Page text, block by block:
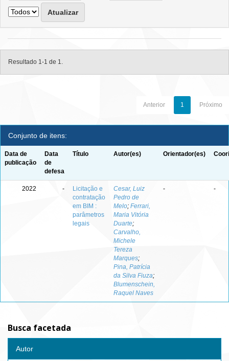
Resultado 1-1 de 1.
Anterior 1 Próximo
Conjunto de itens:
Data de
publicação
Data
de
defesa
Título Autor(es) Orientador(es)
2022 -
Licitação e
contratação
em BIM :
parâmetros
legais
Cesar, Luiz
Pedro de
Melo; Ferrari,
Maria Vitória
Duarte;
Carvalho,
Michele
Tereza
Marques;
Pina, Patrícia
da Silva Fiuza;
Blumenschein,
Raquel Naves
- -
Busca facetada
Autor